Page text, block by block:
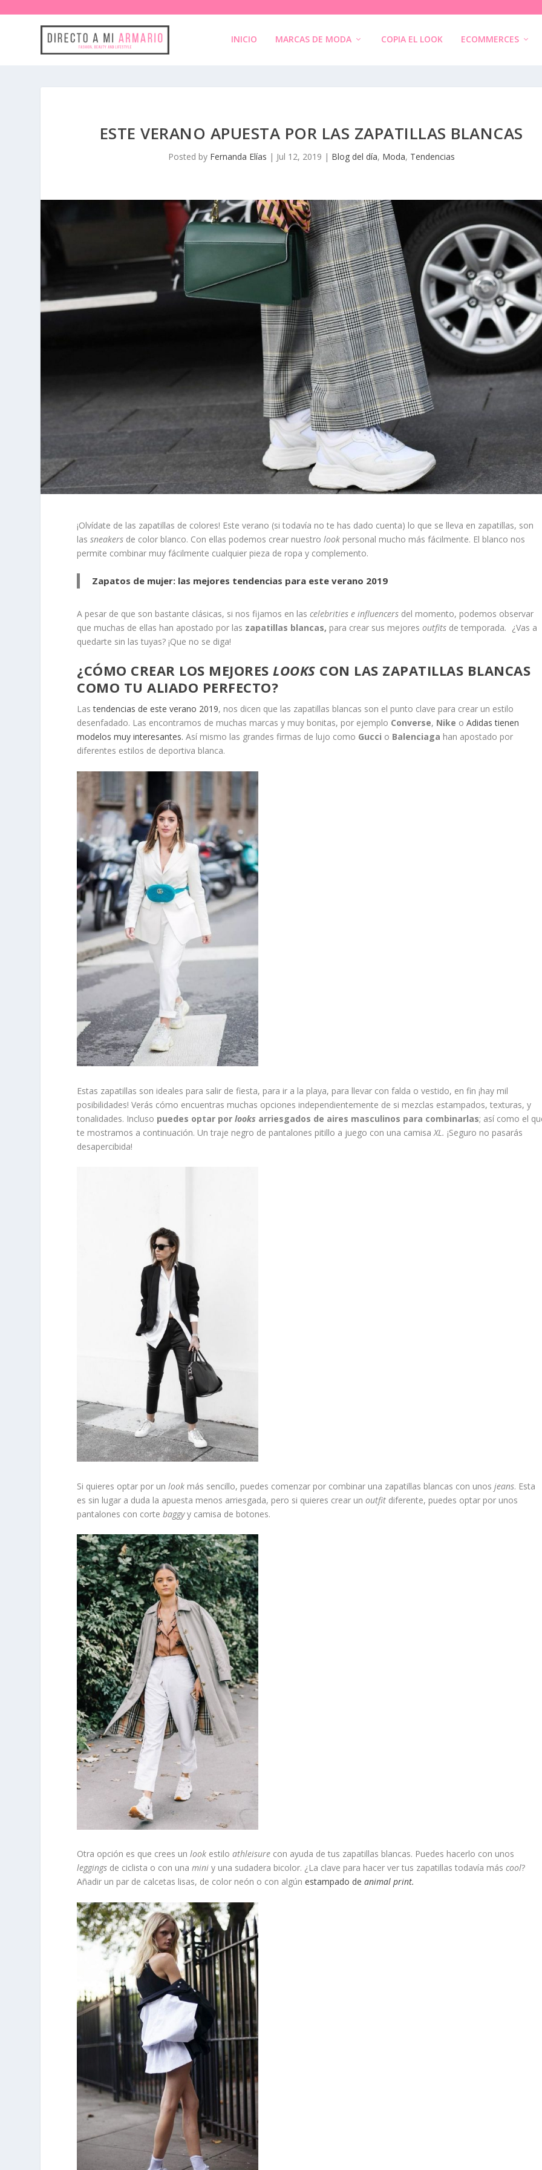
INICIO MARCAS DE MODA COPIA EL LOOK ECOMMERCES
ESTE VERANO APUESTA POR LAS ZAPATILLAS BLANCAS
Posted by Fernanda Elías | Jul 12, 2019 | Blog del día, Moda, Tendencias
¡Olvídate de las zapatillas de colores! Este verano (si todavía no te has dado cuenta) lo que se lleva en zapatillas, son
lassneakers de color blanco. Con ellas podemos crear nuestrolook personal mucho más fácilmente. El blanco nos
permite combinar muy fácilmente cualquier pieza de ropa y complemento.
Zapatos de mujer: las mejores tendencias para este verano 2019
A pesar de que son bastante clásicas, si nos fijamos en lascelebrities e influencers del momento, podemos observar
que muchas de ellas han apostado por las zapatillas blancas, para crear sus mejoresoutfits de temporada. ¿Vas a
quedarte sin las tuyas? ¡Que no se diga!
¿CÓMO CREAR LOS MEJORESLOOKS CON LAS ZAPATILLAS BLANCAS
COMO TU ALIADO PERFECTO?
Lastendencias de este verano 2019, nos dicen que las zapatillas blancas son el punto clave para crear un estilo
desenfadado. Las encontramos de muchas marcas y muy bonitas, por ejemplo Converse, Nike oAdidas tienen
modelos muy interesantes. Así mismo las grandes firmas de lujo como Gucci o Balenciaga han apostado por
diferentes estilos de deportiva blanca.
Estas zapatillas son ideales para salir de fiesta, para ir a la playa, para llevar con falda o vestido, en fin ¡hay mil
posibilidades! Verás cómo encuentras muchas opciones independientemente de si mezclas estampados, texturas, y
tonalidades. Incluso puedes optar porlooks arriesgados de aires masculinos para combinarlas; así como el
te mostramos a continuación. Un traje negro de pantalones pitillo a juego con una camisaXL. ¡Seguro no pasarás
desapercibida!
Si quieres optar por unlook más sencillo, puedes comenzar por combinar una zapatillas blancas con unosjeans. Esta
es sin lugar a duda la apuesta menos arriesgada, pero si quieres crear unoutfit diferente, puedes optar por unos
pantalones con cortebaggyy camisa de botones.
Otra opción es que crees unlook estiloathleisure con ayuda de tus zapatillas blancas. Puedes hacerlo con unos
leggings de ciclista o con unaminiy una sudadera bicolor. ¿La clave para hacer ver tus zapatillas todavía máscool?
Añadir un par de calcetas lisas, de color neón o con algúnestampado deanimal print.